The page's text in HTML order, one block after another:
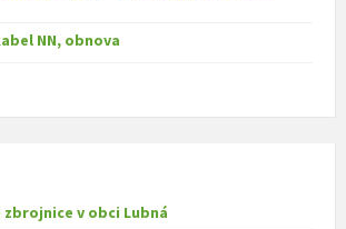
NN, obnova
zbrojnice v obci Lubná